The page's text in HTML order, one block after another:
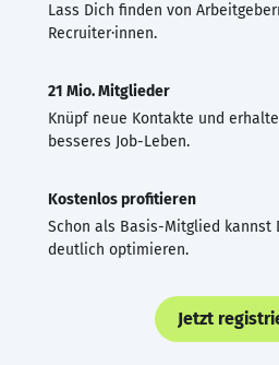
Lass Dich finden von
Recruiter·innen.
21 Mio. Mitglieder
Knüpf neue Kontakte und
besseres Job-Leben.
Kostenlos profitieren
Schon als Basis-Mitglied kannst
deutlich optimieren.
Jetzt